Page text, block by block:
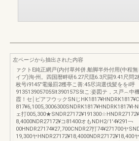
左ページから抽出された内容
ァクトE純正網戸(内付草舛併.舶脚半外付用(中程
イプ)洵‐州。四国暦畔研6.27尺隠6.3尺闘9.41尺問
枚号i9145″電撮罰2穫亭こ善:45尽潟選伐髪ををi
9135139057055It390157S5tこ:姿図テ，ス戸︵中
霞！セ￨ピアフウックSNじ
ェ打005,300★SNDR27172¥191300☆HNDR27172¥
8,4000NDR27172¥コ81400オもNDH2/1′4¥291￢
00HNDR27174¥27,700CNDR27打74¥271700ヤ
19,300ヤHNDR27172¥18,4000NDR27172¥18,400ヤ